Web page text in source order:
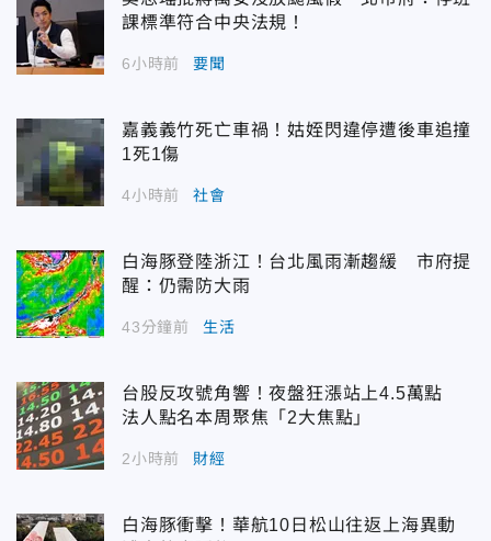
課標準符合中央法規！
6小時前 要聞
嘉義義竹死亡車禍！姑姪閃違停遭後車追撞
1死1傷
4小時前 社會
白海豚登陸浙江！台北風雨漸趨緩 市府提
醒：仍需防大雨
43分鐘前 生活
台股反攻號角響！夜盤狂漲站上4.5萬點
法人點名本周聚焦「2大焦點」
2小時前 財經
白海豚衝擊！華航10日松山往返上海異動